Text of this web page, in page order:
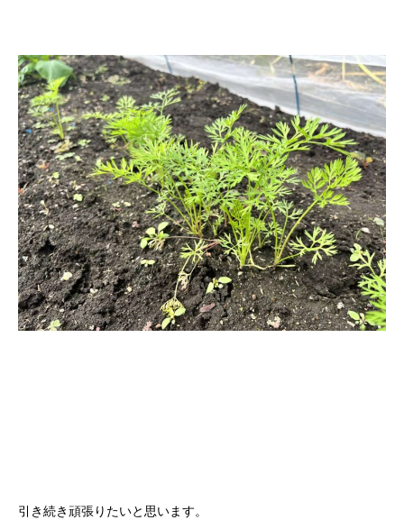
引き続き頑張りたいと思います。